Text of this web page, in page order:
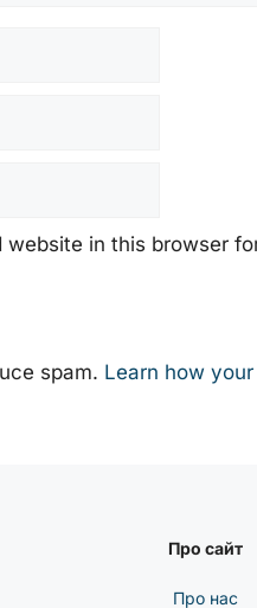
website in this browser
spam. Learn how
Про сайт
Про нас